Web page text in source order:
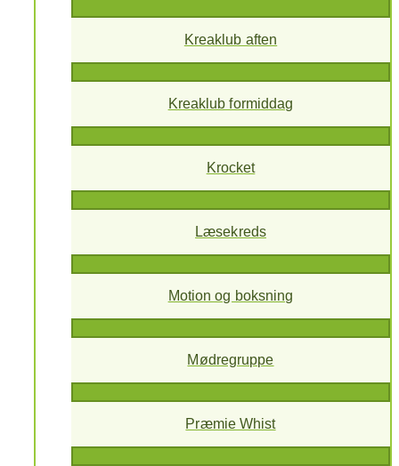
Kreaklub aften
Kreaklub formiddag
Krocket
Læsekreds
Motion og boksning
Mødregruppe
Præmie Whist